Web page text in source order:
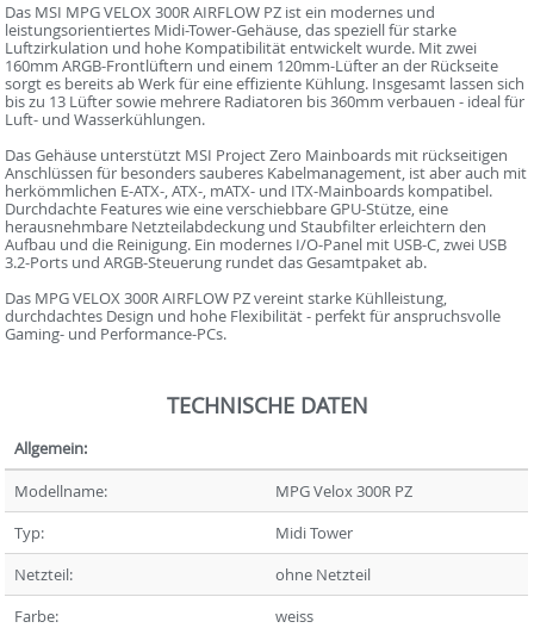
Das MSI MPG VELOX 300R AIRFLOW PZ ist ein modernes und
leistungsorientiertes Midi-Tower-Gehäuse, das speziell für starke
Luftzirkulation und hohe Kompatibilität entwickelt wurde. Mit zwei
160mm ARGB-Frontlüftern und einem 120mm-Lüfter an der Rückseite
sorgt es bereits ab Werk für eine effiziente Kühlung. Insgesamt lassen sich
bis zu 13 Lüfter sowie mehrere Radiatoren bis 360mm verbauen - ideal für
Luft- und Wasserkühlungen.
Das Gehäuse unterstützt MSI Project Zero Mainboards mit rückseitigen
Anschlüssen für besonders sauberes Kabelmanagement, ist aber auch mit
herkömmlichen E-ATX-, ATX-, mATX- und ITX-Mainboards kompatibel.
Durchdachte Features wie eine verschiebbare GPU-Stütze, eine
herausnehmbare Netzteilabdeckung und Staubfilter erleichtern den
Aufbau und die Reinigung. Ein modernes I/O-Panel mit USB-C, zwei USB
3.2-Ports und ARGB-Steuerung rundet das Gesamtpaket ab.
Das MPG VELOX 300R AIRFLOW PZ vereint starke Kühlleistung,
durchdachtes Design und hohe Flexibilität - perfekt für anspruchsvolle
Gaming- und Performance-PCs.
TECHNISCHE DATEN
Allgemein:
Modellname:
MPG Velox 300R PZ
Typ:
Midi Tower
Netzteil:
ohne Netzteil
Farbe:
weiss